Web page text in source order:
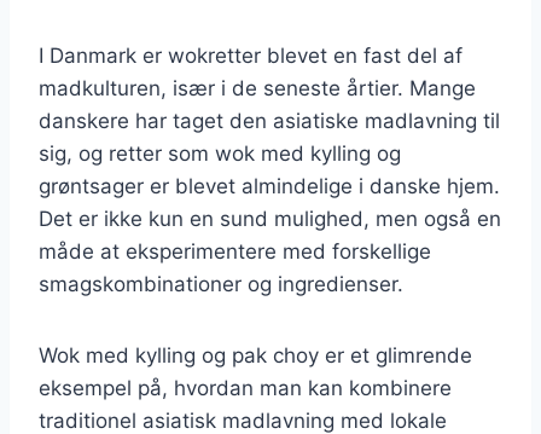
I Danmark er wokretter blevet en fast del af
madkulturen, især i de seneste årtier. Mange
danskere har taget den asiatiske madlavning til
sig, og retter som wok med kylling og
grøntsager er blevet almindelige i danske hjem.
Det er ikke kun en sund mulighed, men også en
måde at eksperimentere med forskellige
smagskombinationer og ingredienser.
Wok med kylling og pak choy er et glimrende
eksempel på, hvordan man kan kombinere
traditionel asiatisk madlavning med lokale